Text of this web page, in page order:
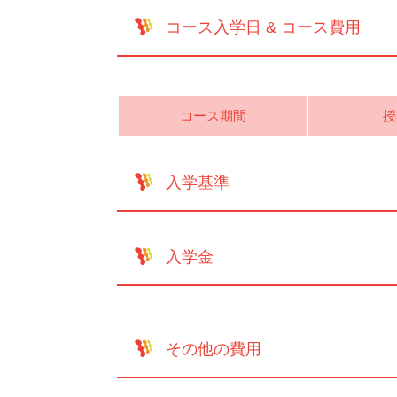
コース入学日 & コース費用
コース期間
入学基準
入学金
その他の費用